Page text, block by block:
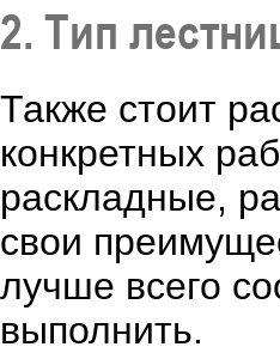
2. Тип
Также стоит
конкретных
раскладные,
свои
лучше всего
выполнить.